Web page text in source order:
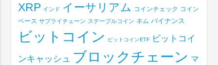
XRP インド イーサリアム コインチェック コイン
ベース サプライチェーン ステーブルコイン ネム バイナンス
ビットコイン ビットコインETF ビットコイ
ンキャッシュ ブロックチェーン マ